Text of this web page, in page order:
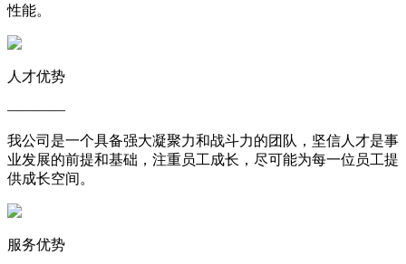
性能。
人才优势
————
我公司是一个具备强大凝聚力和战斗力的团队，坚信人才是事
业发展的前提和基础，注重员工成长，尽可能为每一位员工提
供成长空间。
服务优势